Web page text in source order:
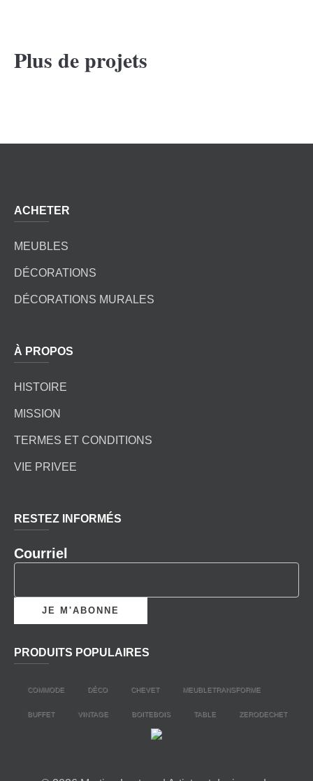
Plus de projets
ACHETER
MEUBLES
DÉCORATIONS
DÉCORATIONS MURALES
À PROPOS
HISTOIRE
MISSION
TERMES ET CONDITIONS
VIE PRIVEE
RESTEZ INFORMÉS
Courriel
PRODUITS POPULAIRES
COMMODE DÉCO CHEVET MEUBLETRANSFORME
BUFFET VINTAGE BOITEBOIS TABLE ZERODECHET